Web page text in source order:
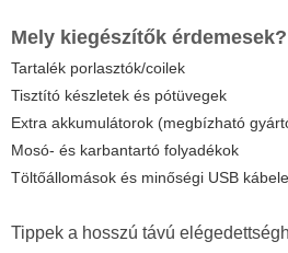
Mely kiegészítők érdemesek?
Tartalék porlasztók/coilek
Tisztító készletek és pótüvegek
Extra akkumulátorok (megbízható
Mosó- és karbantartó folyadékok
Töltőállomások és minőségi USB
Tippek a hosszú távú